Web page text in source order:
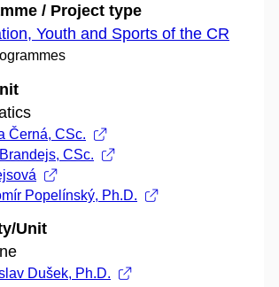
/ Project type
Youth and Sports of the CR
Černá, CSc.
CSc.
Popelínský, Ph.D.
Unit
Dušek, Ph.D.